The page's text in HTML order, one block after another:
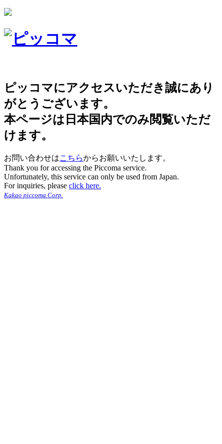
ピッコマにアクセスいただき誠にあり
がとうございます。
本ページは日本国内でのみ閲覧いただ
けます。
お問い合わせはこちらからお願いいたします。
Thank you for accessing the Piccoma service.
Unfortunately, this service can only be used from Japan.
For inquiries, please click here.
Kakao piccoma Corp.